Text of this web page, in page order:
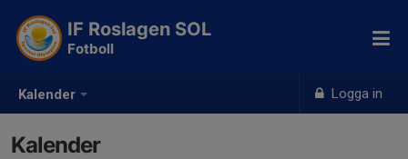
Kalender Logga in
IF Roslagen SOL
Fotboll
Kalender